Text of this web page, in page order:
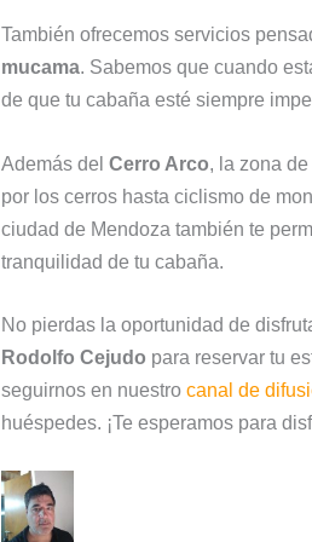
También ofrecemos servicios
mucama. Sabemos que cuando
de que tu cabaña esté siempre
Además del Cerro Arco, la zona
por los cerros hasta ciclismo de
ciudad de Mendoza también te
tranquilidad de tu cabaña.
No pierdas la oportunidad de
Rodolfo Cejudo para reservar tu
seguirnos en nuestro canal de
huéspedes. ¡Te esperamos para